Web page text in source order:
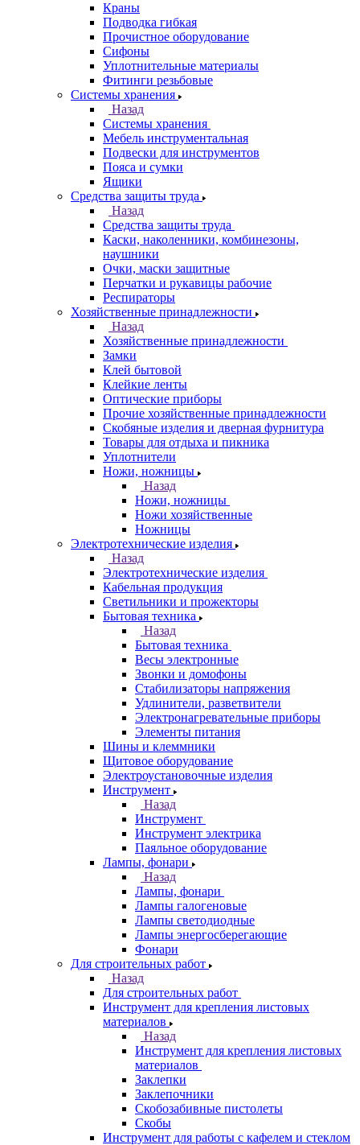
Краны
Подводка гибкая
Прочистное оборудование
Сифоны
Уплотнительные материалы
Фитинги резьбовые
Системы хранения
Назад
Системы хранения
Мебель инструментальная
Подвески для инструментов
Пояса и сумки
Ящики
Средства защиты труда
Назад
Средства защиты труда
Каски, наколенники, комбинезоны,
наушники
Очки, маски защитные
Перчатки и рукавицы рабочие
Респираторы
Хозяйственные принадлежности
Назад
Хозяйственные принадлежности
Замки
Клей бытовой
Клейкие ленты
Оптические приборы
Прочие хозяйственные принадлежности
Скобяные изделия и дверная фурнитура
Товары для отдыха и пикника
Уплотнители
Ножи, ножницы
Назад
Ножи, ножницы
Ножи хозяйственные
Ножницы
Электротехнические изделия
Назад
Электротехнические изделия
Кабельная продукция
Светильники и прожекторы
Бытовая техника
Назад
Бытовая техника
Весы электронные
Звонки и домофоны
Стабилизаторы напряжения
Удлинители, разветвители
Электронагревательные приборы
Элементы питания
Шины и клеммники
Щитовое оборудование
Электроустановочные изделия
Инструмент
Назад
Инструмент
Инструмент электрика
Паяльное оборудование
Лампы, фонари
Назад
Лампы, фонари
Лампы галогеновые
Лампы светодиодные
Лампы энергосберегающие
Фонари
Для строительных работ
Назад
Для строительных работ
Инструмент для крепления листовых
материалов
Назад
Инструмент для крепления листовых
материалов
Заклепки
Заклепочники
Скобозабивные пистолеты
Скобы
Инструмент для работы с кафелем и стеклом